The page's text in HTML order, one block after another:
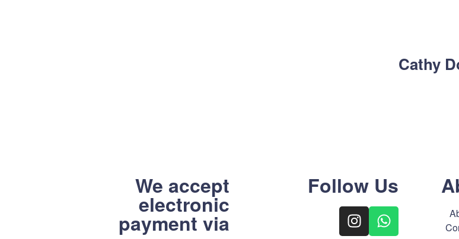
Cathy
Follow Us
We accept
electronic
payment via